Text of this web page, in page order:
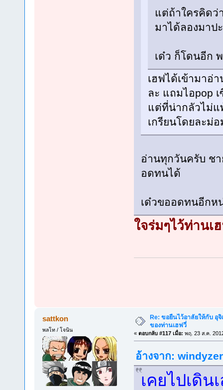
แต่ถ้าใครคิด
มาได้ลองมาป
เด๋ว ก็โดนอีก
เฮฟได้เข้ามาอ่
ละ แถมไอpop
แต่ที่น่ากลัวไม่แ
เกรียนโดยละม่อ
อ่านทุกวันครับ ชา
อดทนได้
เด๋วขออดทนอีกห
ใจร่มๆไว้ท่านเ
sattkon
พลโท / โจนิน
Re: ขอยืนไว้อาลัยให้กับ อุจิ
ของท่านเฮฟวี่
« ตอบกลับ #117 เมื่อ: พฤ. 23 ส.ค.
อ้างจาก:
เคยไปเดิน